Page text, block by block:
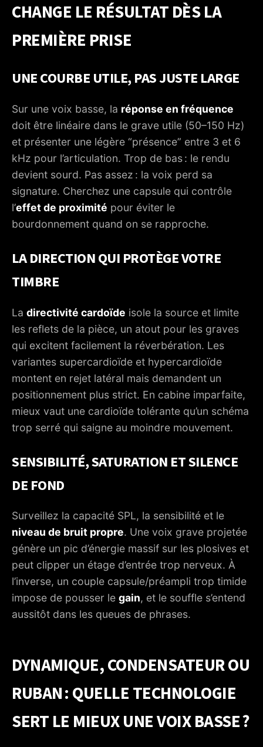
CHANGE LE RÉSULTAT DÈS LA
PREMIÈRE PRISE
UNE COURBE UTILE, PAS JUSTE LARGE
Sur une voix basse, la réponse en fréquence
doit être linéaire dans le grave utile (50–150 Hz)
et présenter une légère “présence” entre 3 et 6
kHz pour l’articulation. Trop de bas : le rendu
devient sourd. Pas assez : la voix perd sa
signature. Cherchez une capsule qui contrôle
l’effet de proximité pour éviter le
bourdonnement quand on se rapproche.
LA DIRECTION QUI PROTÈGE VOTRE
TIMBRE
La directivité cardoïde isole la source et limite
les reflets de la pièce, un atout pour les graves
qui excitent facilement la réverbération. Les
variantes supercardioïde et hypercardioïde
montent en rejet latéral mais demandent un
positionnement plus strict. En cabine imparfaite,
mieux vaut une cardioïde tolérante qu’un schéma
trop serré qui saigne au moindre mouvement.
SENSIBILITÉ, SATURATION ET SILENCE
DE FOND
Surveillez la capacité SPL, la sensibilité et le
niveau de bruit propre. Une voix grave projetée
génère un pic d’énergie massif sur les plosives et
peut clipper un étage d’entrée trop nerveux. À
l’inverse, un couple capsule/préampli trop timide
impose de pousser le gain, et le souffle s’entend
aussitôt dans les queues de phrases.
DYNAMIQUE, CONDENSATEUR OU
RUBAN : QUELLE TECHNOLOGIE
SERT LE MIEUX UNE VOIX BASSE ?